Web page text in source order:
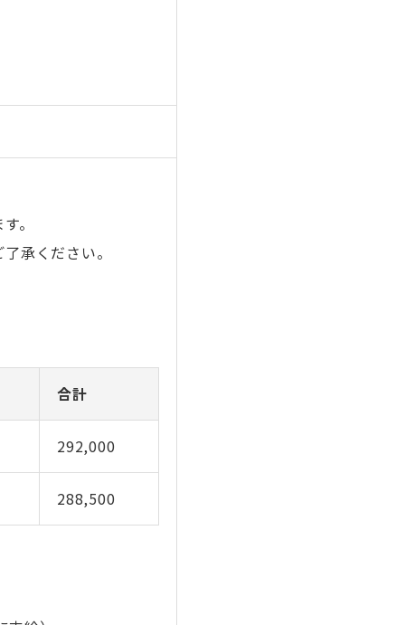
。
承ください。
合計
292,000
288,500